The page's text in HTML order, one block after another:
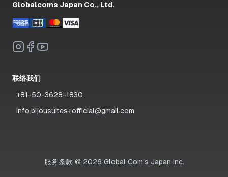
Globalcoms Japan Co., Ltd.
联络我们
+81-50-3628-1830
info.bijousuites+official@gmail.com
服务条款 © 2026 Global Com's Japan Inc.